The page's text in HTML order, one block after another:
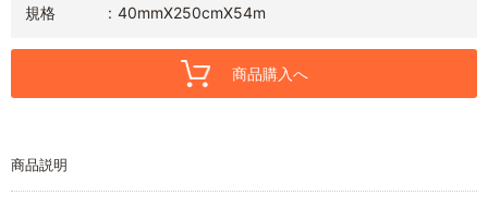
規格
40mmX250cmX54m
商品購入へ
商品説明